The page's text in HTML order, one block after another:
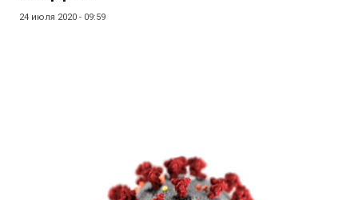
24 июля 2020 - 09:59